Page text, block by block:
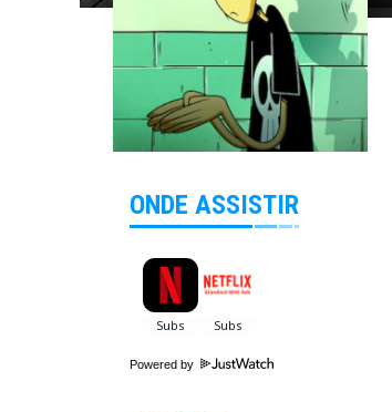
ONDE ASSISTIR
Powered by